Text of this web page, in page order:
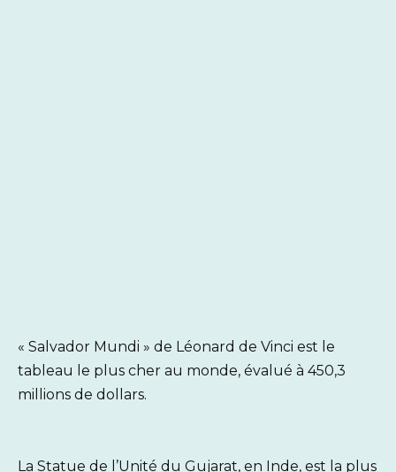
« Salvador Mundi » de Léonard de Vinci est le
tableau le plus cher au monde, évalué à 450,3
millions de dollars.
La Statue de l’Unité du Gujarat, en Inde, est la plus